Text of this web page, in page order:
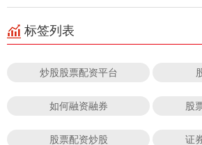
标签列表
炒股股票配资平台
如何融资融券 股
股票配资炒股 证